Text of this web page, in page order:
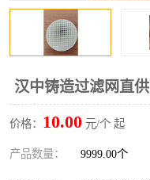
汉中铸造过滤网直供
价格： 10.00 元/个 起
产品数量： 9999.00个